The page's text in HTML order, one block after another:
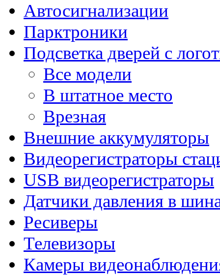
Автосигнализации
Парктроники
Подсветка дверей с
Все модели
В штатное место
Врезная
Внешние аккумуляторы
Видеорегистраторы
USB видеорегистраторы
Датчики давления в
Ресиверы
Телевизоры
Камеры